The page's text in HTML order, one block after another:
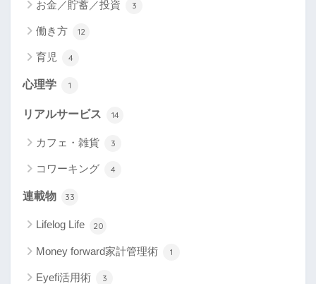
お金／貯蓄／投資 3
働き方 12
育児 4
心理学 1
リアルサービス 14
カフェ・雑貨 3
コワーキング 4
連載物 33
Lifelog Life 20
Money forward家計管理術 1
Eyefi活用術 3